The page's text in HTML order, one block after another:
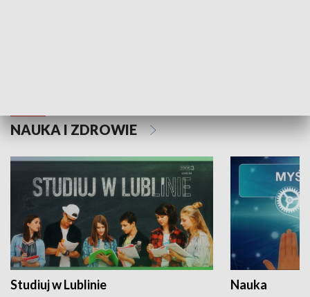
NAUKA I ZDROWIE
Studiuj w Lublinie Nauka